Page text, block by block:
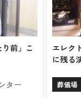
前」こ
ター
エレク
に残る
葬儀場